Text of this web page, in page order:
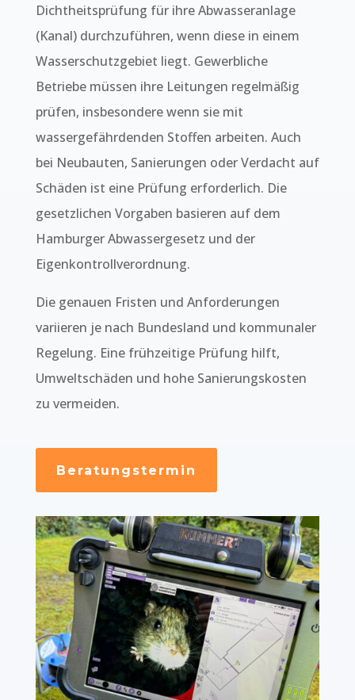
Dichtheitsprüfung für ihre Abwasseranlage
(Kanal) durchzuführen, wenn diese in einem
Wasserschutzgebiet liegt. Gewerbliche
Betriebe müssen ihre Leitungen regelmäßig
prüfen, insbesondere wenn sie mit
wassergefährdenden Stoffen arbeiten. Auch
bei Neubauten, Sanierungen oder Verdacht auf
Schäden ist eine Prüfung erforderlich. Die
gesetzlichen Vorgaben basieren auf dem
Hamburger Abwassergesetz und der
Eigenkontrollverordnung.
Die genauen Fristen und Anforderungen
variieren je nach Bundesland und kommunaler
Regelung. Eine frühzeitige Prüfung hilft,
Umweltschäden und hohe Sanierungskosten
zu vermeiden.
Beratungstermin